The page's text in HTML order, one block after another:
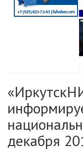
декабря